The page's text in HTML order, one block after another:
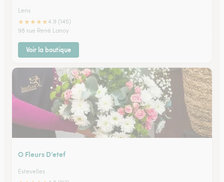
Lens
★★★★★4.9 (145)
98 rue René Lanoy
Voir la boutique
O Fleurs D’etef
Estevelles